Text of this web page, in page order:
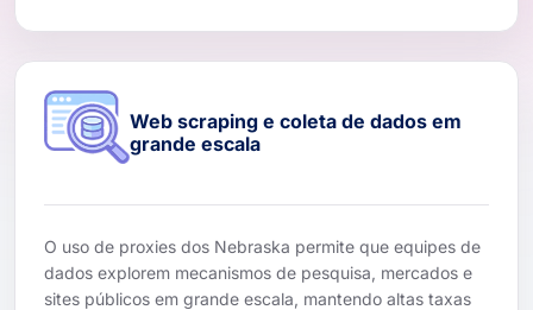
Web scraping e coleta de dados em
grande escala
O uso de proxies dos Nebraska permite que equipes de
dados explorem mecanismos de pesquisa, mercados e
sites públicos em grande escala, mantendo altas taxas